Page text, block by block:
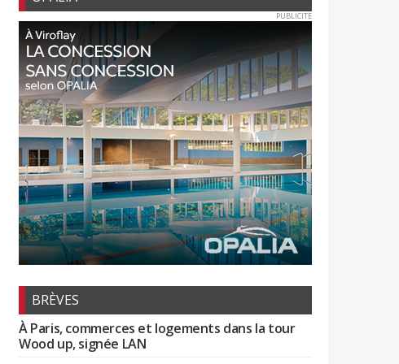
PUBLICITE
BRÈVES
À Paris, commerces et logements dans la tour
Wood up, signée LAN